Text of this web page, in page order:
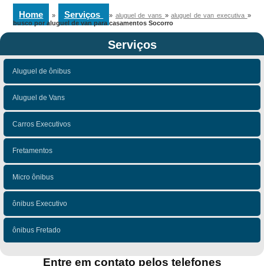
Home » Serviços » aluguel de vans »aluguel de van executiva »
busco por aluguel de van para casamentos Socorro
Serviços
Aluguel de ônibus
Aluguel de Vans
Carros Executivos
Fretamentos
Micro ônibus
ônibus Executivo
ônibus Fretado
Entre em contato pelos telefones